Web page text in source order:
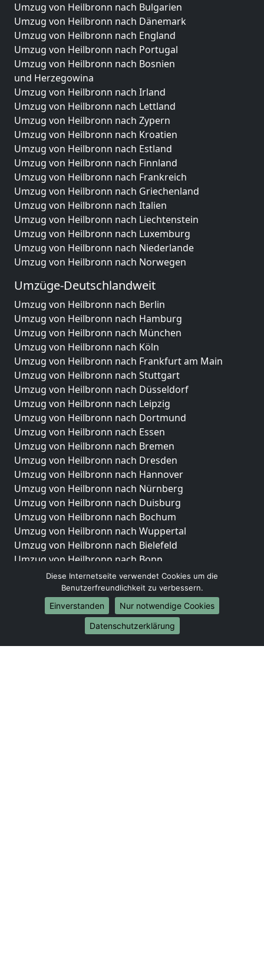
Umzug von Heilbronn nach Bulgarien
Umzug von Heilbronn nach Dänemark
Umzug von Heilbronn nach England
Umzug von Heilbronn nach Portugal
Umzug von Heilbronn nach Bosnien
und Herzegowina
Umzug von Heilbronn nach Irland
Umzug von Heilbronn nach Lettland
Umzug von Heilbronn nach Zypern
Umzug von Heilbronn nach Kroatien
Umzug von Heilbronn nach Estland
Umzug von Heilbronn nach Finnland
Umzug von Heilbronn nach Frankreich
Umzug von Heilbronn nach Griechenland
Umzug von Heilbronn nach Italien
Umzug von Heilbronn nach Liechtenstein
Umzug von Heilbronn nach Luxemburg
Umzug von Heilbronn nach Niederlande
Umzug von Heilbronn nach Norwegen
Umzüge-Deutschlandweit
Umzug von Heilbronn nach Berlin
Umzug von Heilbronn nach Hamburg
Umzug von Heilbronn nach München
Umzug von Heilbronn nach Köln
Umzug von Heilbronn nach Frankfurt am Main
Umzug von Heilbronn nach Stuttgart
Umzug von Heilbronn nach Düsseldorf
Umzug von Heilbronn nach Leipzig
Umzug von Heilbronn nach Dortmund
Umzug von Heilbronn nach Essen
Umzug von Heilbronn nach Bremen
Umzug von Heilbronn nach Dresden
Umzug von Heilbronn nach Hannover
Umzug von Heilbronn nach Nürnberg
Umzug von Heilbronn nach Duisburg
Umzug von Heilbronn nach Bochum
Umzug von Heilbronn nach Wuppertal
Umzug von Heilbronn nach Bielefeld
Umzug von Heilbronn nach Bonn
Umzug von Heilbronn nach Münster
Internationale-Umzüge
Umzug von Heilbronn nach Brasilien
Umzug von Heilbronn nach Brunei Darussalam
Umzug von Heilbronn nach Burkina Faso
Diese Internetseite verwendet Cookies um die
Benutzerfreundlichkeit zu verbessern.
Einverstanden
Nur notwendige Cookies
Datenschutzerklärung